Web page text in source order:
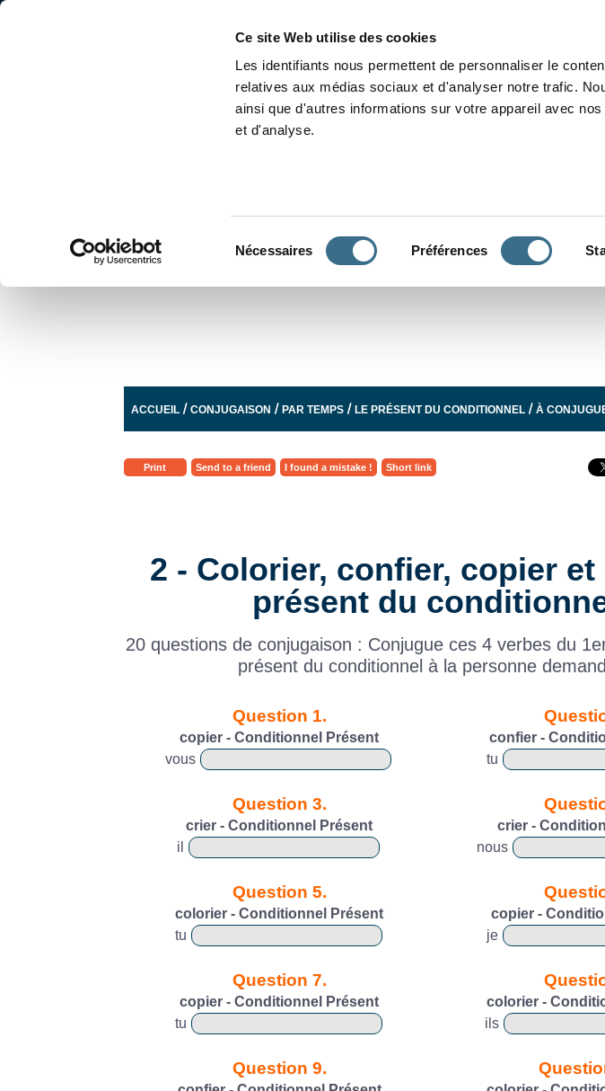
Ce site Web utilise des cookies
Les identifiants nous permettent de personnaliser le
relatives aux médias sociaux et d'analyser notre trafic.
ainsi que d'autres informations sur votre appareil avec
et d'analyse.
Nécessaires Préférences
ACCUEIL /CONJUGAISON /PAR TEMPS /LE PRÉSENT DU CONDITIONNEL /À
CRIER
Print Send to a friend I found a mistake ! Short link
2 - Colorier, confier, copier et
présent du
20 questions de conjugaison : Conjugue ces 4 verbes du
présent du conditionnel à la personne
Question 1.
copier - Conditionnel Présent
vous
confier -
tu
Question 3.
crier - Conditionnel Présent
il
crier -
nous
Question 5.
colorier - Conditionnel Présent
tu
copier -
je
Question 7.
copier - Conditionnel Présent
tu
colorier -
ils
Question 9.